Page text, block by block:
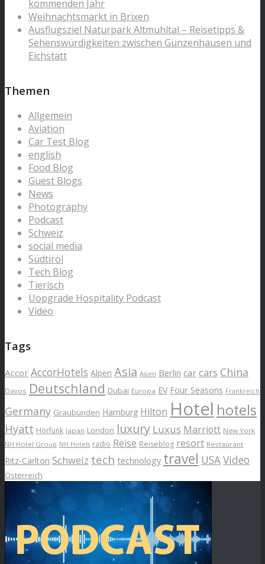
kommenden Jahr
Weihnachtsmarkt in Brixen
Ausflugsziel Naturpark Altmühltal – Reisetipps &
Sehenswürdigkeiten zwischen Gunzenhausen und
Eichstätt
Themen
Allgemein
Aviation
Car Test Blog
english
Food Blog
Guest Blogs
News
Photography
Podcast
Schweiz
social media
Südtirol
Tech Blog
Tierisch
Uopgrade Hospitality Podcast
Video
Tags
Accor AccorHotels Alpen Asia Asien Berlin car cars China
Davos Deutschland Dubai Europa EV Four Seasons Frankreich
Germany Graubünden Hamburg Hilton Hotel hotels
Hyatt Hörfunk Japan London luxury Luxus Marriott New York
NH Hotel Group NH Hotels radio Reise Reiseblog resort Restaurant
Ritz-Carlton Schweiz tech technology travel USAVideo
Österreich